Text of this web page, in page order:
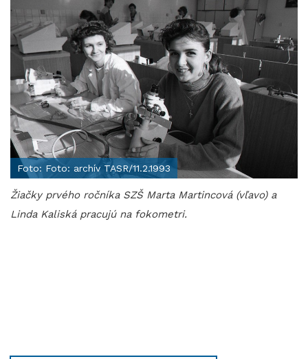
Foto: Foto: archív TASR/11.2.1993
Žiačky prvého ročníka SZŠ Marta Martincová (vľavo) a
Linda Kaliská pracujú na fokometri.